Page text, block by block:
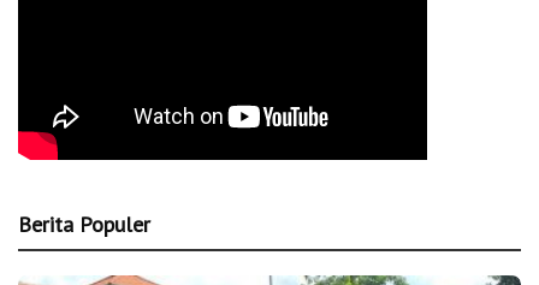
Berita Populer